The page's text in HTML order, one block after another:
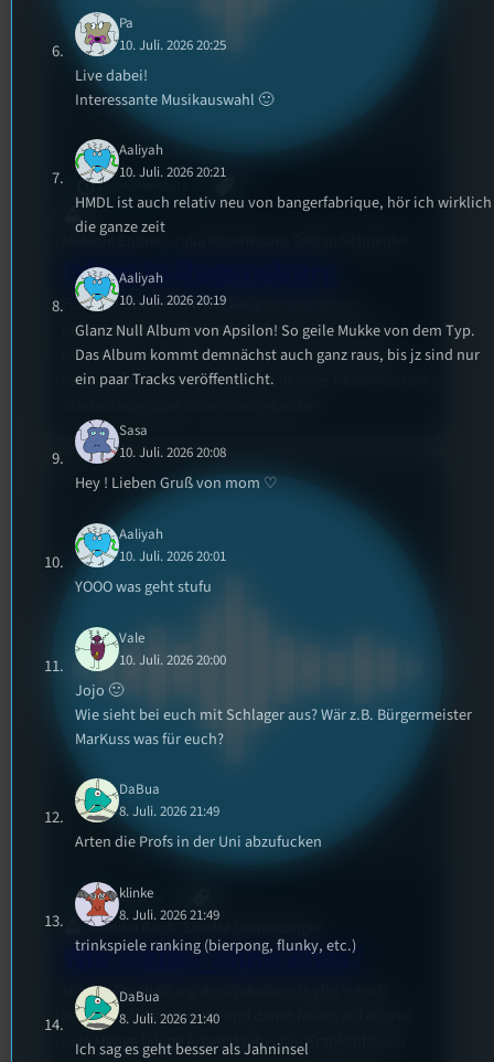
25. Oktober 2011
Melanie Endres, Julia Rosenkranz, Fabian Schneider
Islam in Regensburg
Für viele Studeneten hat Religion eher einen
nachrangigen Stellenwert. Anders sieht es bei den
muslimischen Studenten aus. Um auch in der Uni
beten zu können, haben sie sich in einer muslimischen
28. Juli 2011
Annika Bock, Sandra Gerhardinger
Wie weiter ohne Zivis?
Mit der Abschaffung des Wehrdiensts gibt’s auch
keinen Zivildienst mehr und damit fehlen auf einmal
jede Menge billige Arbeitskräfte. Die Krankenhäuser
Pa
10. Juli. 2026 20:25
Live dabei!
Interessante Musikauswahl 🙂
Aaliyah
10. Juli. 2026 20:21
HMDL ist auch relativ neu von bangerfabrique, hör ich wirklich
die ganze zeit
Aaliyah
10. Juli. 2026 20:19
Glanz Null Album von Apsilon! So geile Mukke von dem Typ.
Das Album kommt demnächst auch ganz raus, bis jz sind nur
ein paar Tracks veröffentlicht.
Sasa
10. Juli. 2026 20:08
Hey ! Lieben Gruß von mom ♡
Aaliyah
10. Juli. 2026 20:01
YOOO was geht stufu
Vale
10. Juli. 2026 20:00
Jojo 🙂
Wie sieht bei euch mit Schlager aus? Wär z.B. Bürgermeister
MarKuss was für euch?
DaBua
8. Juli. 2026 21:49
Arten die Profs in der Uni abzufucken
klinke
8. Juli. 2026 21:49
trinkspiele ranking (bierpong, flunky, etc.)
DaBua
8. Juli. 2026 21:40
Ich sag es geht besser als Jahninsel